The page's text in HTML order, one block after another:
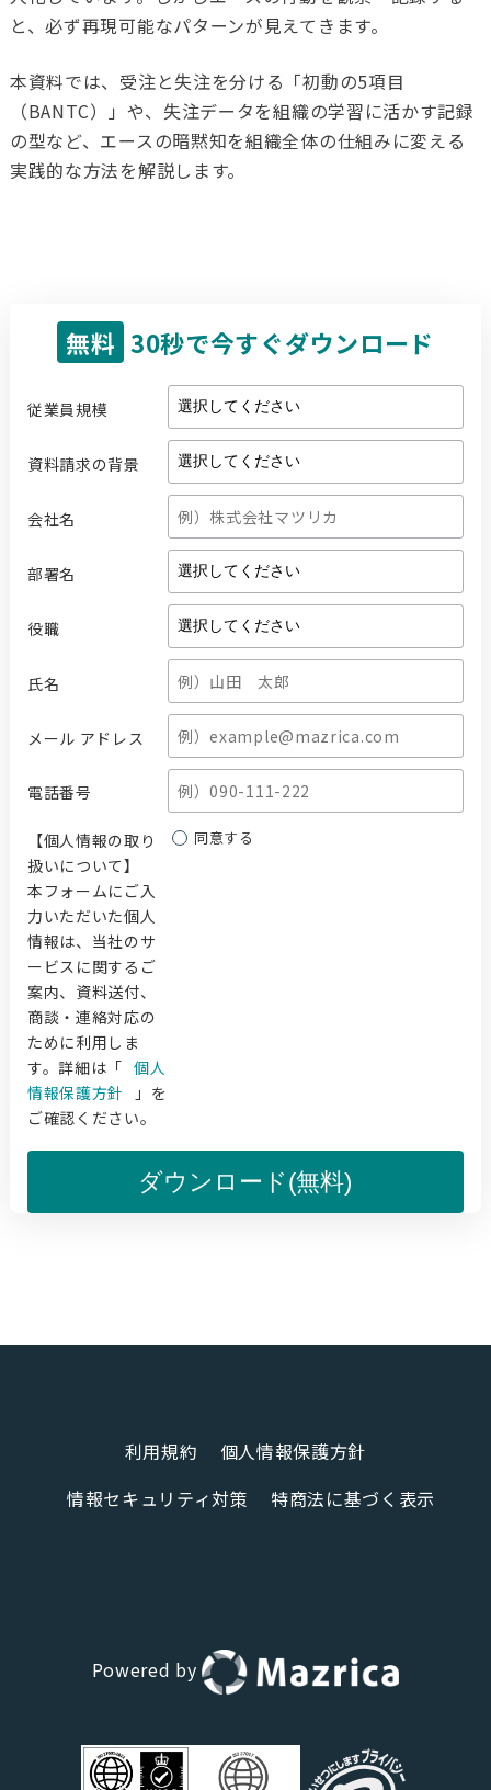
と、必ず再現可能なパターンが見えてきます。
本資料では、受注と失注を分ける「初動の5項目
（BANTC）」や、失注データを組織の学習に活かす記録
の型など、エースの暗黙知を組織全体の仕組みに変える
実践的な方法を解説します。
無料 30秒で今すぐダウンロード
従業員規模
資料請求の背景
会社名
部署名
役職
氏名
メール アドレス
電話番号
【個人情報の取り
扱いについて】
本フォームにご入
力いただいた個人
情報は、当社のサ
ービスに関するご
案内、資料送付、
商談・連絡対応の
ために利用しま
す。詳細は「 個人
情報保護方針
」を
ご確認ください。
同意する
ダウンロード(無料)
利用規約
個人情報保護方針
情報セキュリティ対策
特商法に基づく表示
Powered by